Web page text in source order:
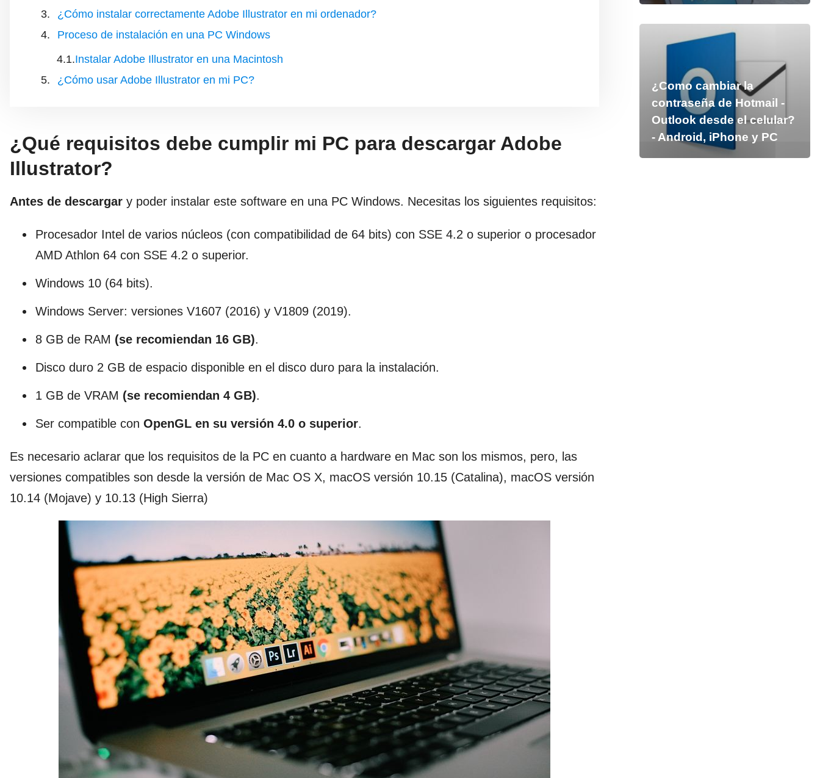
¿Cómo instalar correctamente Adobe Illustrator en mi ordenador?
Proceso de instalación en una PC Windows
Instalar Adobe Illustrator en una Macintosh
¿Cómo usar Adobe Illustrator en mi PC?
¿Qué requisitos debe cumplir mi PC para descargar Adobe
Illustrator?
Antes de descargar y poder instalar este software en una PC Windows. Necesitas los siguientes requisitos:
Procesador Intel de varios núcleos (con compatibilidad de 64 bits) con SSE 4.2 o superior o procesador
AMD Athlon 64 con SSE 4.2 o superior.
Windows 10 (64 bits).
Windows Server: versiones V1607 (2016) y V1809 (2019).
8 GB de RAM (se recomiendan 16 GB).
Disco duro 2 GB de espacio disponible en el disco duro para la instalación.
1 GB de VRAM (se recomiendan 4 GB).
Ser compatible con OpenGL en su versión 4.0 o superior.
Es necesario aclarar que los requisitos de la PC en cuanto a hardware en Mac son los mismos, pero, las
versiones compatibles son desde la versión de Mac OS X, macOS versión 10.15 (Catalina), macOS versión
10.14 (Mojave) y 10.13 (High Sierra)
¿Como cambiar la
contraseña de Hotmail -
Outlook desde el celular?
- Android, iPhone y PC